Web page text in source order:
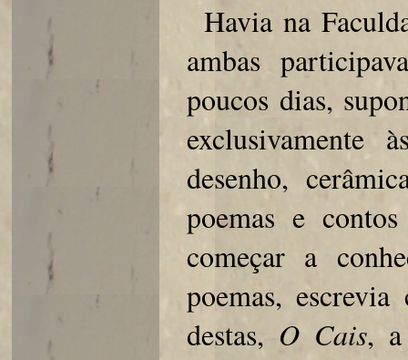
Havia na
ambas
poucos dias,
exclusivamente
desenho,
poemas e
começar a
poemas,
destas, O Cais, a